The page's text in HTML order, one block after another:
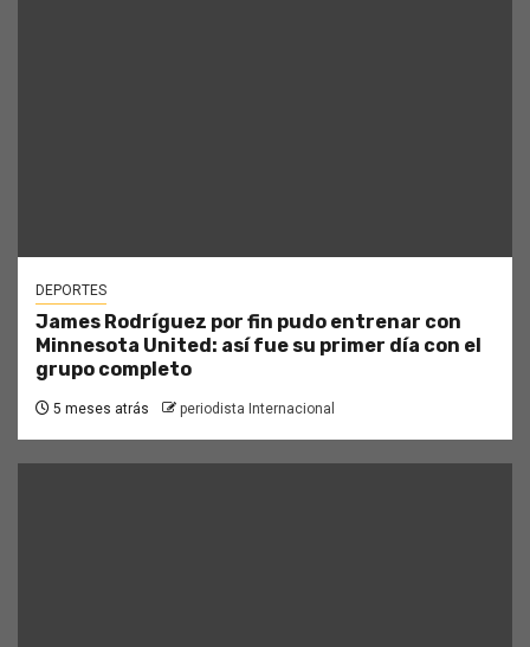
DEPORTES
James Rodríguez por fin pudo entrenar con
Minnesota United: así fue su primer día con el
grupo completo
5 meses atrás periodista Internacional